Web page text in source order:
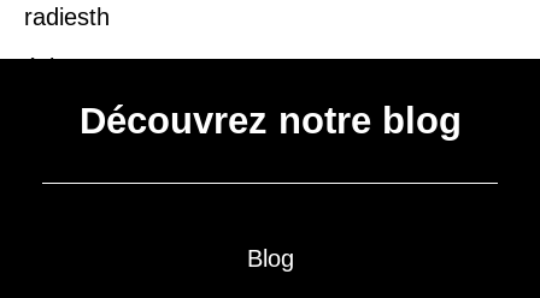
Découvrez notre blog
Blog